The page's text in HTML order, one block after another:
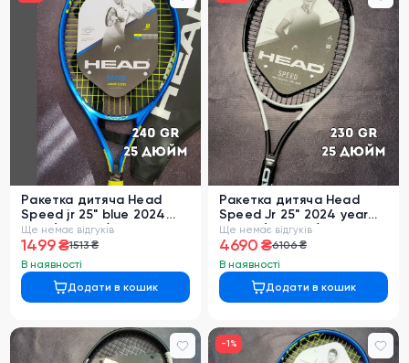
Ракетка дитяча Head
Speed jr 25" blue 2024
year (230344)
Ще немає відгуків
1499 ₴1513 ₴
В наявності
Додати в кошик
Ракетка дитяча Head
Speed Jr 25" 2024 year
230 gr (236064)
Ще немає відгуків
4690 ₴6106 ₴
В наявності
Додати в кошик
0
-1%